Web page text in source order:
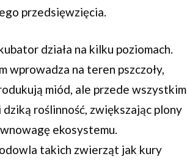
przedsięwzięcia.
działa na kilku poziomach.
wprowadza na teren pszczoły,
miód, ale przede wszystkim
roślinność, zwiększając plony
ekosystemu.
takich zwierząt jak kury